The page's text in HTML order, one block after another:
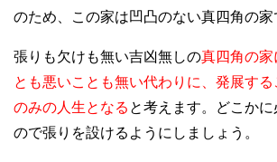
のため、この家は凹凸のない真四角の家
張りも欠けも無い吉凶無しの真四角の家
とも悪いことも無い代わりに、発展す
のみの人生となる と考えます。どこか
ので張りを設けるようにしましょう。